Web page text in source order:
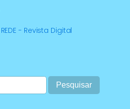
REDE - Revista Digital